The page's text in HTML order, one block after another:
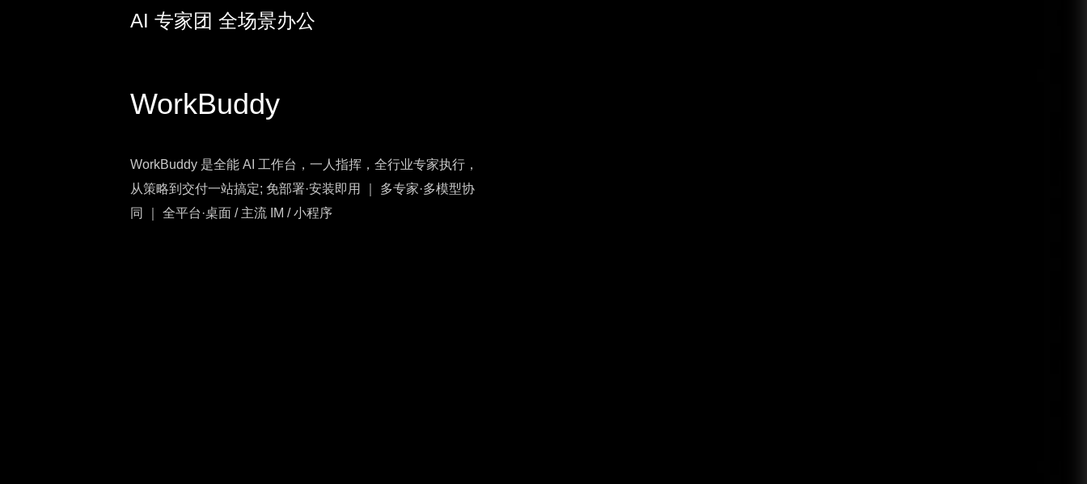
AI 专家团 全场景办公
WorkBuddy
WorkBuddy 是全能 AI 工作台，一人指挥，全行业专家执行，
从策略到交付一站搞定; 免部署·安装即用 ｜ 多专家·多模型协
同 ｜ 全平台·桌面 / 主流 IM / 小程序